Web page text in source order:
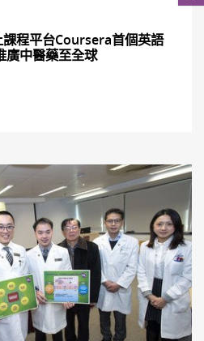
程平台Coursera首個英語
廣中醫藥至全球